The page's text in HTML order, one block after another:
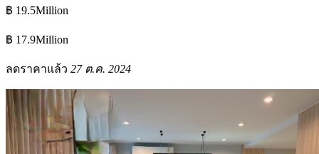
฿ 19.5Million
฿ 17.9Million
ลดราคาแล้ว 27 ต.ค. 2024